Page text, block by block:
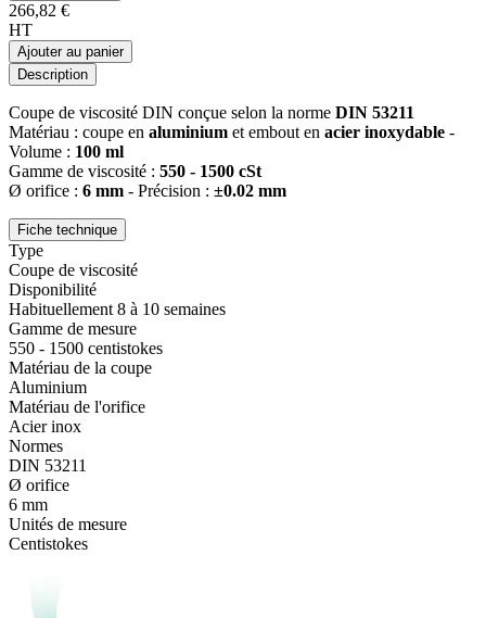
266,82 €
HT
Ajouter au panier
Description
Coupe de viscosité DIN conçue selon la norme DIN 53211
Matériau : coupe en aluminium et embout en acier inoxydable -
Volume : 100 ml
Gamme de viscosité : 550 - 1500 cSt
Ø orifice : 6 mm - Précision : ±0.02 mm
Fiche technique
Type
Coupe de viscosité
Disponibilité
Habituellement 8 à 10 semaines
Gamme de mesure
550 - 1500 centistokes
Matériau de la coupe
Aluminium
Matériau de l'orifice
Acier inox
Normes
DIN 53211
Ø orifice
6 mm
Unités de mesure
Centistokes